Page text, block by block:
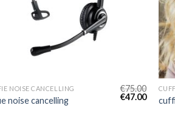
NOISE CANCELLING
noise cancelling
€75.00
€47.00